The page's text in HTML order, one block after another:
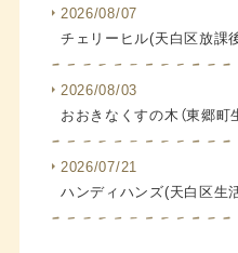
2026/08/07
チェリーヒル(天白区放課
2026/08/03
おおきなくすの木（東郷町
2026/07/21
ハンディハンズ(天白区生